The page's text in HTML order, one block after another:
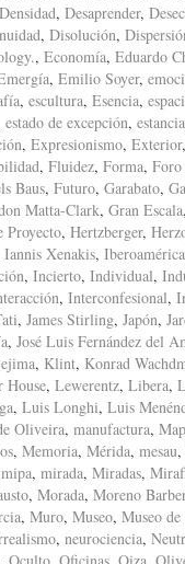
Densidad, Desaprender,
, Disolución,
, Economía, Eduardo
, Emilio Soyer,
, escultura, Esencia,
estado de excepción,
, Expresionismo, Exterior,
, Fluidez, Forma, Foro
Baus, Futuro, Garabato,
Matta-Clark, Gran Escala,
Proyecto, Hertzberger,
Iannis Xenakis, Iberoamérica
, Incierto, Individual,
, Interconfesional,
, James Stirling, Japón,
, José Luis Fernández del
, Klint, Konrad
House, Lewerentz, Libera,
, Luis Longhi, Luis
Oliveira, manufactura,
, Memoria, Mérida, mesau,
mipa, mirada, Miradas,
, Morada, Moreno
, Muro, Museo, Museo
, neurociencia,